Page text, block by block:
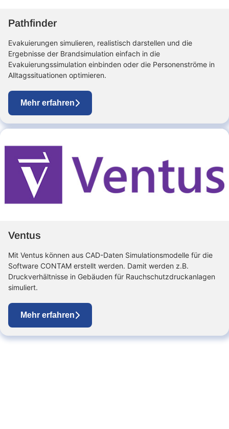
Pathfinder
Evakuierungen simulieren, realistisch darstellen und die
Ergebnisse der Brandsimulation einfach in die
Evakuierungssimulation einbinden oder die Personenströme in
Alltagssituationen optimieren.
Mehr erfahren
Ventus
Mit Ventus können aus CAD-Daten Simulationsmodelle für die
Software CONTAM erstellt werden. Damit werden z.B.
Druckverhältnisse in Gebäuden für Rauchschutzdruckanlagen
simuliert.
Mehr erfahren